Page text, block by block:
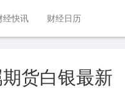
经快讯 财经日历
货白银最新